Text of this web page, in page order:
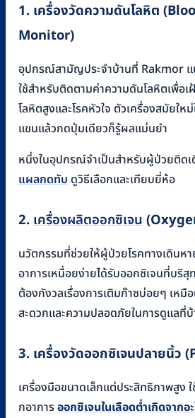
1. เครื่องวัดความดันโลหิต
Monitor)
อุปกรณ์สามัญประจำบ้านที่ Rakmor แ
ใช้สำหรับติดตามค่าความดันโลหิตเพื่อเ
โลหิตสูงและโรคหัวใจ ตัวเครื่องสมัยให
แขนแล้วกดปุ่มเดียวก็รู้ผลแม่นยำ
หนึ่งในอุปกรณ์จำเป็นสำหรับผู้ป่วยติด
แผลกดทับ ดูวิธีเลือกและเทียบยี่ห้อ
2.เครื่องผลิตออกซิเจน
นวัตกรรมที่ช่วยให้ผู้ป่วยโรคทางเดินห
อาการเหนื่อยง่ายได้รับออกซิเจนที่บริสุ
ต้องกังวลเรื่องการเติมก๊าซบ่อยๆ เหมื
สะดวกและความปลอดภัยในการดูแลที่
3. เครื่องวัดออกซิเจนปลายนิ้ว
เครื่องมือขนาดเล็กแต่ประสิทธิภาพสูง ใ
กอาการออกซิเจนในเลือดต่ำเกิดจากอ